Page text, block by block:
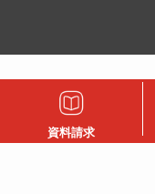
資料請求